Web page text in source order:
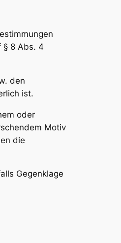
§ 8 Abs. 4
den
ist.
oder
Motiv
die
Gegenklage